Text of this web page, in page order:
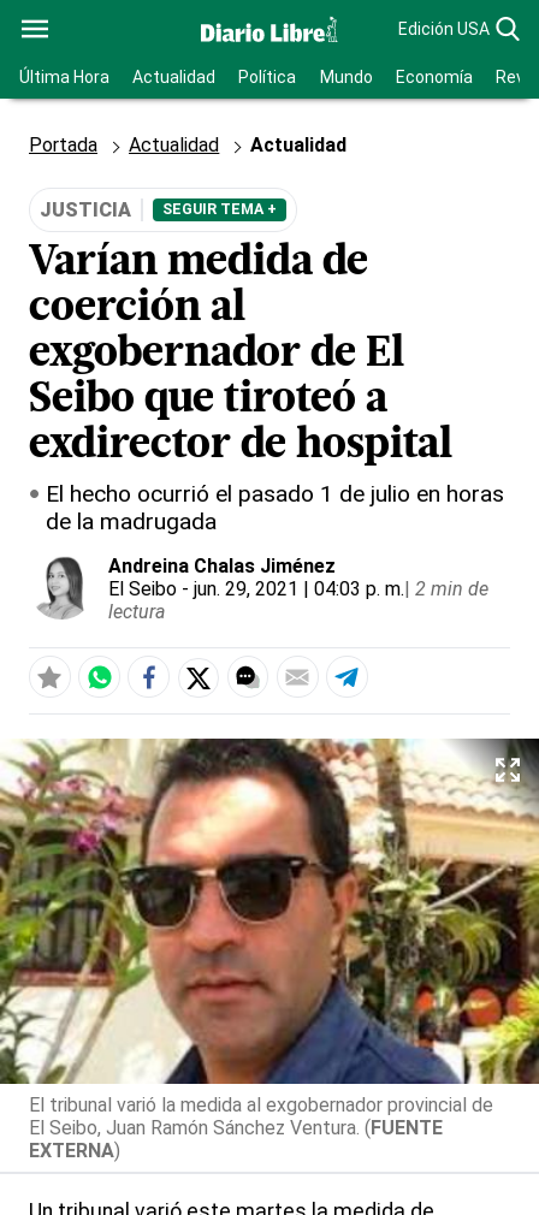
Edición USA
Última Hora Actualidad Política Mundo Economía
Portada Actualidad Actualidad
JUSTICIA SEGUIR TEMA +
Varían medida de
coerción al
exgobernador de El
Seibo que tiroteó a
exdirector de hospital
El hecho ocurrió el pasado 1 de julio en horas
de la madrugada
Andreina Chalas Jiménez
El Seibo - jun. 29, 2021 | 04:03 p. m.| 2 min de
lectura
El tribunal varió la medida al exgobernador provincial de
El Seibo, Juan Ramón Sánchez Ventura. (FUENTE
EXTERNA)